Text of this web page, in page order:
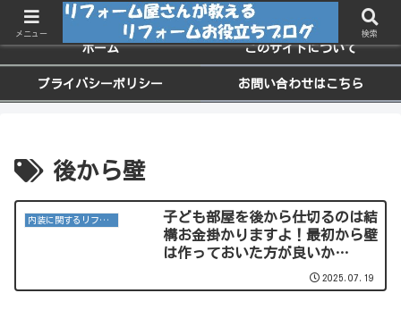
ちょっと役に立つお家のメンテナンス情報
ホーム このサイトについて
プライバシーポリシー お問い合わせはこちら
後から壁
内装に関するリフォーム
子ども部屋を後から仕切るのは結
構お金掛かりますよ！最初から壁
は作っておいた方が良いか
2025.07.19
メニュー 検索